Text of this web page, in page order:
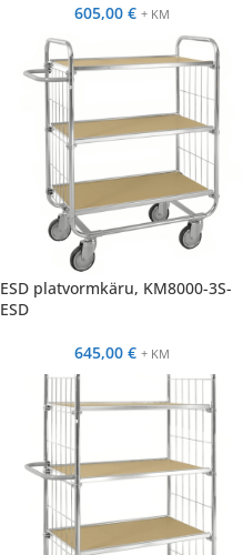
605,00 € + KM
ESD platvormkäru, KM8000-3S-
ESD
645,00 € + KM